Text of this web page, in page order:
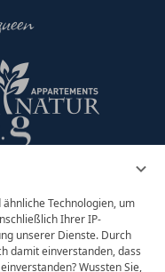
Technologien, um
Ihrer IP-
unserer Dienste. Durch
damit einverstanden, dass
Wussten Sie,